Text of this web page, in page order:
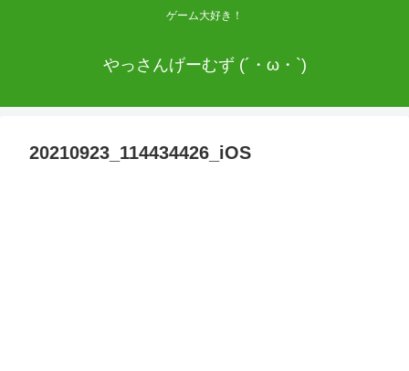
ゲーム大好き！
やっさんげーむず (´・ω・`)
20210923_114434426_iOS